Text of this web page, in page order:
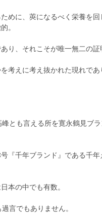
めに、莢になるべく栄養を
。
り、それこそが唯一無二の証
考えに考え抜かれた現れで
とも言える所を寛永鶴見ブ
『千年ブランド』である千
本の中でも有数。
言でもありません。